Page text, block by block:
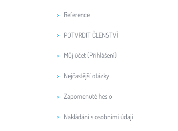
Reference
POTVRDIT ČLENSTVÍ
Můj účet (Přihlášení)
Nejčastější otázky
Zapomenuté heslo
Nakládání s osobními údaji